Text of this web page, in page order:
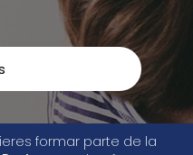
formar parte de la